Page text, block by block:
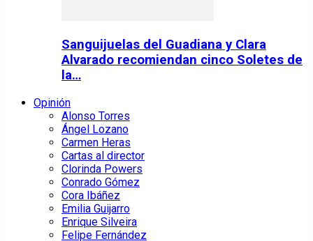
Sanguijuelas del Guadiana y Clara
Alvarado recomiendan cinco Soletes de
la…
Opinión
Alonso Torres
Ángel Lozano
Carmen Heras
Cartas al director
Clorinda Powers
Conrado Gómez
Cora Ibáñez
Emilia Guijarro
Enrique Silveira
Felipe Fernández